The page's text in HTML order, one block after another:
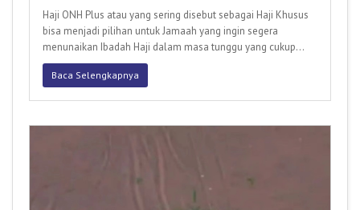
Haji ONH Plus atau yang sering disebut sebagai Haji Khusus
bisa menjadi pilihan untuk Jamaah yang ingin segera
menunaikan Ibadah Haji dalam masa tunggu yang cukup
singkat. Pro
Baca Selengkapnya